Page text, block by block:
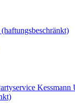
Kessmann